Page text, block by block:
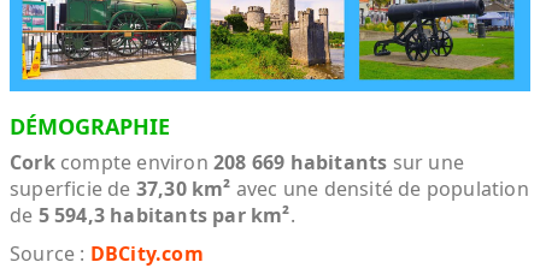
DÉMOGRAPHIE
Corkcompte environ208 669 habitants sur une
superficie de 37,30 km² avec une densité de population
de 5 594,3 habitants par km².
Source : DBCity.com